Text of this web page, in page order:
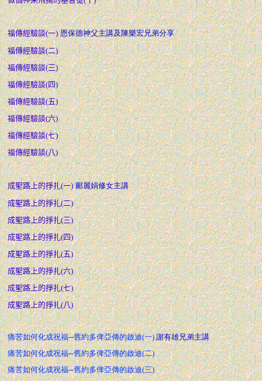
福傳經驗談(一) 恩保德神父主講及陳樂宏兄弟分享
福傳經驗談(二)
福傳經驗談(三)
福傳經驗談(四)
福傳經驗談(五)
福傳經驗談(六)
福傳經驗談(七)
福傳經驗談(八)
成聖路上的掙扎(一) 鄺麗娟修女主講
成聖路上的掙扎(二)
成聖路上的掙扎(三)
成聖路上的掙扎(四)
成聖路上的掙扎(五)
成聖路上的掙扎(六)
成聖路上的掙扎(七)
成聖路上的掙扎(八)
痛苦如何化成祝福─舊約多俾亞傳的啟迪(一)謝有雄兄弟主講
痛苦如何化成祝福─舊約多俾亞傳的啟迪(二)
痛苦如何化成祝福─舊約多俾亞傳的啟迪(三)